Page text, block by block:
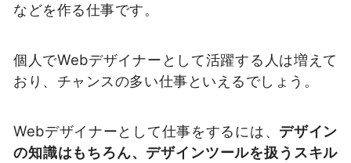
などを作る仕事です。
個人でWebデザイナーとして活躍する人は増えて
おり、チャンスの多い仕事といえるでしょう。
Webデザイナーとして仕事をするには、 デザイン
の知識はもちろん、デザインツールを扱うスキル